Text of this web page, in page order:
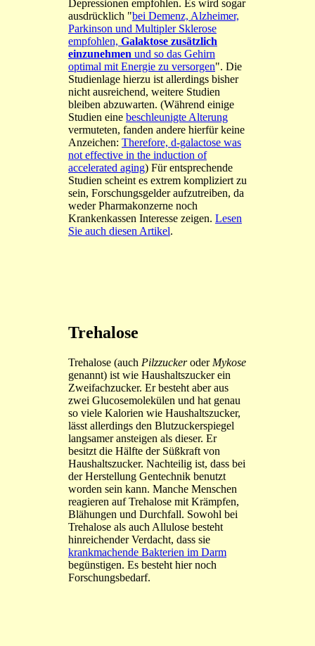
Depressionen empfohlen. Es wird sogar
ausdrücklich "bei Demenz, Alzheimer,
Parkinson und Multipler Sklerose
empfohlen, Galaktose zusätzlich
einzunehmen und so das Gehirn
optimal mit Energie zu versorgen". Die
Studienlage hierzu ist allerdings bisher
nicht ausreichend, weitere Studien
bleiben abzuwarten. (Während einige
Studien eine beschleunigte Alterung
vermuteten, fanden andere hierfür keine
Anzeichen: Therefore, d-galactose was
not effective in the induction of
accelerated aging) Für entsprechende
Studien scheint es extrem kompliziert zu
sein, Forschungsgelder aufzutreiben, da
weder Pharmakonzerne noch
Krankenkassen Interesse zeigen. Lesen
Sie auch diesen Artikel.
Trehalose
Trehalose (auch Pilzzuckeroder Mykose
genannt) ist wie Haushaltszucker ein
Zweifachzucker. Er besteht aber aus
zwei Glucosemolekülen und hat genau
so viele Kalorien wie Haushaltszucker,
lässt allerdings den Blutzuckerspiegel
langsamer ansteigen als dieser. Er
besitzt die Hälfte der Süßkraft von
Haushaltszucker. Nachteilig ist, dass bei
der Herstellung Gentechnik benutzt
worden sein kann. Manche Menschen
reagieren auf Trehalose mit Krämpfen,
Blähungen und Durchfall. Sowohl bei
Trehalose als auch Allulose besteht
hinreichender Verdacht, dass sie
krankmachende Bakterien im Darm
begünstigen. Es besteht hier noch
Forschungsbedarf.